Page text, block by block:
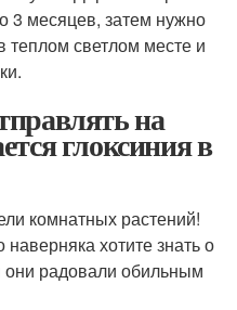
3 месяцев, затем нужно
теплом светлом месте и
на
глоксиния в
комнатных растений!
хотите знать о
радовали обильным